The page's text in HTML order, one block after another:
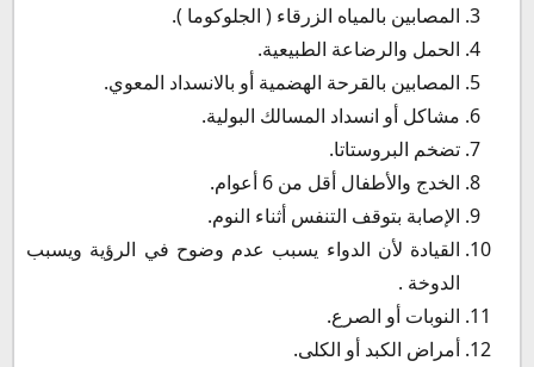
المصابين بالمياه الزرقاء ( الجلوكوما ).
الحمل والرضاعة الطبيعية.
المصابين بالقرحة الهضمية أو بالانسداد المعوي.
مشاكل أو انسداد المسالك البولية.
تضخم البروستاتا.
الخدج والأطفال أقل من 6 أعوام.
الإصابة بتوقف التنفس أثناء النوم.
القيادة لأن الدواء يسبب عدم وضوح في الرؤية ويسبب
الدوخة .
النوبات أو الصرع.
أمراض الكبد أو الكلى.